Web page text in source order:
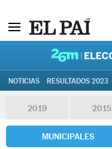
NOTICIAS RESULTADOS 2023
2019 2015
MUNICIPALES